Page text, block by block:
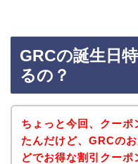
GRCの誕生日
るの？
ちょっと今回、クーポ
たんだけど、GRCの
どでお得な割引クー